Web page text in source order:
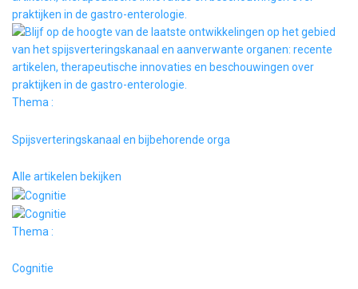
Thema :
Spijsverteringskanaal en bijbehorende orga
Alle artikelen bekijken
Thema :
Cognitie